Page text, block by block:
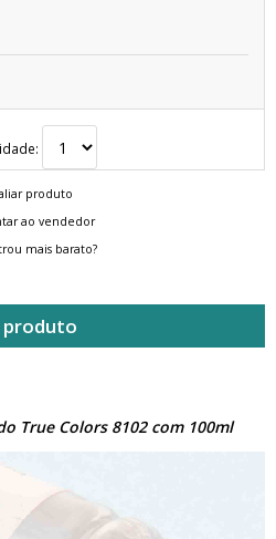
produto
ao vendedor
mais barato?
True Colors 8102 com 100ml